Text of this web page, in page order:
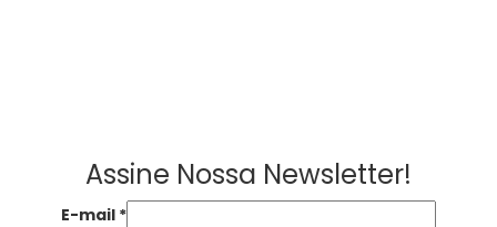
Assine Nossa Newsletter!
E-mail *